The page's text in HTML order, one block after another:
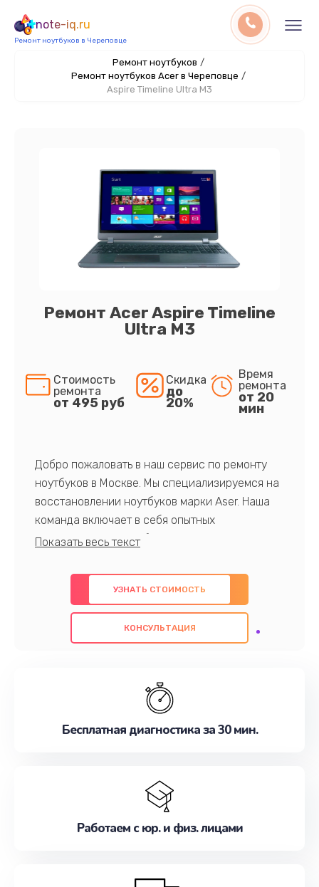
note-iq.ru
Ремонт ноутбуков в Череповце
Ремонт ноутбуков /
Ремонт ноутбуков Acer в Череповце /
Aspire Timeline Ultra M3
Ремонт Acer Aspire Timeline
Ultra M3
Стоимость
ремонта
от 495 руб
Скидка
до
20%
Время
ремонта
от 20
мин
Добро пожаловать в наш сервис по ремонту
ноутбуков в Москве. Мы специализируемся на
восстановлении ноутбуков марки Aser. Наша
команда включает в себя опытных
профессионалов с обширными знаниями и
предлагаем быстрый и качественный ремонт с
использованием оригинальных компонентов, а
также гарантируем качество всех
проведенных работ. Наша цель - предоставить
наилучшим образом. Не медлите записаться на
УЗНАТЬ СТОИМОСТЬ
КОНСУЛЬТАЦИЯ
Бесплатная диагностика за 30 мин.
Работаем с юр. и физ. лицами